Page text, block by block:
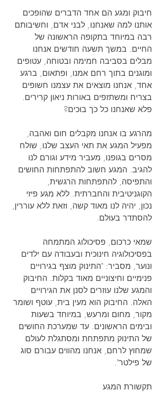
חיבוק ומגע הם אחד הדברים שהופכים
אותנו למה שאנחנו, לבני אדם, וחשיבותם
רבה במיוחד בתקופה הראשונה של
החיים. במשך תשעה חודשים אנחנו
מבלים בסביבה חמימה ובטוחה, עטופים
ומוגנים בתוך רחם אמנו, ופתאום, ברגע
אחד, אנחנו מוצאים את עצמנו חשופים
בצריח ומשתזפים באורות ניאון קרירים.
פלא שאנחנו כל כך בוכים?
מהרגע בו אנחנו מקבלים חום ואהבה,
מפעיל המגע את תאי העצב שלנו, שולח
מסרים בגופנו, מעביר מידע וגורם לנו
להגיב. המגע חשוב להתפתחות החושים
והתפיסה, להתפתחות הרגשית,
הקוגניטיבית והחברתית. ללא מגע פיזי
נכון, יהיה לנו מאוד קשה, וזאת ללא עוררין,
להסתדר בעולם.
שמאי כרכום, פסיכולוג המתמחה
בפסיכולוגיה חינוכית ובעבודה עם ילדים
ונוער, מסביר: "התינוק מוצף בגירויים
פנימיים וחיצוניים מאוד בקלות. החיבוק
והמגע שלנו עוזרים לסנן את הגירויים
האלה. החיבוק הוא מעין בית, עוטף ושומר
מקור, מחום ומרעש, במיוחד בשעות
ובימים הראשונים. עד שמערכת החושים
של התינוק מתפתחת ומסתגלת לעולם
שמחוץ לרחם, אנחנו מהווים עבורם סוג
של פילטר".
תקשורת המגע